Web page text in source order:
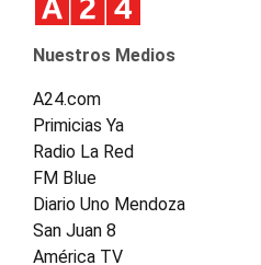
Nuestros Medios
A24.com
Primicias Ya
Radio La Red
FM Blue
Diario Uno Mendoza
San Juan 8
América TV